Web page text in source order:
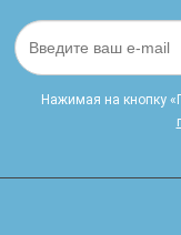
Нажимая на кнопку